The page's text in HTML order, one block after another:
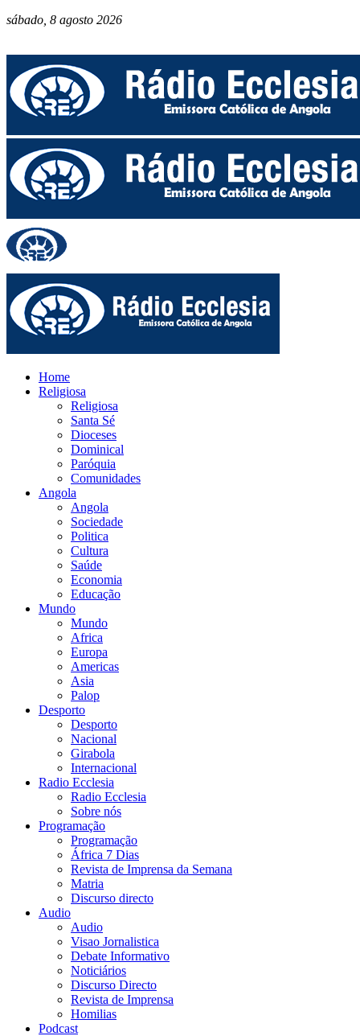
sábado, 8 agosto 2026
Home
Religiosa
Religiosa
Santa Sé
Dioceses
Dominical
Paróquia
Comunidades
Angola
Angola
Sociedade
Politica
Cultura
Saúde
Economia
Educação
Mundo
Mundo
Africa
Europa
Americas
Asia
Palop
Desporto
Desporto
Nacional
Girabola
Internacional
Radio Ecclesia
Radio Ecclesia
Sobre nós
Programação
Programação
África 7 Dias
Revista de Imprensa da Semana
Matria
Discurso directo
Audio
Audio
Visao Jornalistica
Debate Informativo
Noticiários
Discurso Directo
Revista de Imprensa
Homilias
Podcast